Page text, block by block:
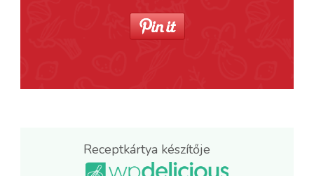
Receptkártya készítője